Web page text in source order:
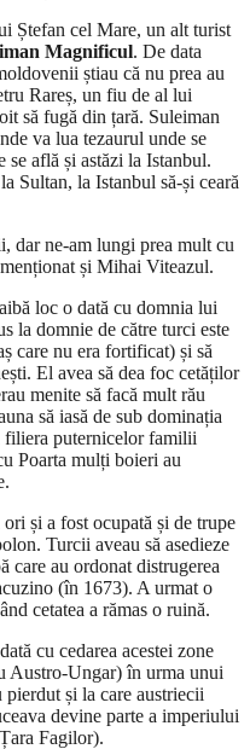
Ștefan cel Mare, un alt turist
Magnificul. De data
știau că nu prea au
Rareș, un fiu de al lui
să fugă din țară. Suleiman
va lua tezaurul unde se
se află și astăzi la Istanbul.
Sultan, la Istanbul să-și ceară
dar ne-am lungi prea mult cu
și Mihai Viteazul.
loc o dată cu domnia lui
la domnie de către turci este
care nu era fortificat) și să
El avea să dea foc cetăților
menite să facă mult rău
să iasă de sub dominația
filiera puternicelor familii
Poarta mulți boieri au
și a fost ocupată și de trupe
Turcii aveau să asedieze
care au ordonat distrugerea
(în 1673). A urmat o
cetatea a rămas o ruină.
cu cedarea acestei zone
Austro-Ungar) în urma unui
și la care austriecii
devine parte a imperiului
Fagilor).